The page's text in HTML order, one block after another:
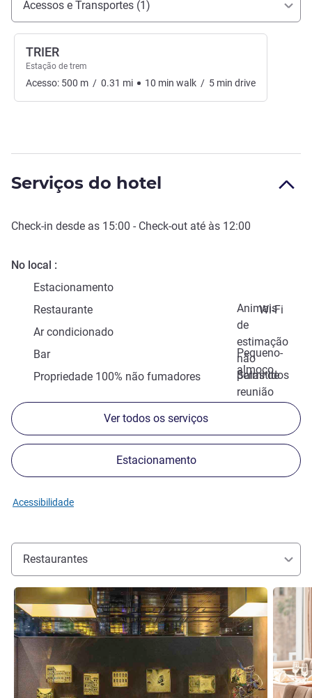
Acessos e Transportes (1)
TRIER
Estação de trem
Acesso: 500 m / 0.31 mi 10 min walk / 5 min drive
Serviços do hotel
Check-in desde as 15:00 - Check-out até às 12:00
No local
Estacionamento
Animais
de
estimação
não
permitidos
Restaurante
Wi-Fi
Ar condicionado
Pequeno-
almoço
Bar
Salas de
reunião
Propriedade 100% não fumadores
Ver todos os serviços
Estacionamento
Acessibilidade
Restaurantes
Ver detalhes Ver